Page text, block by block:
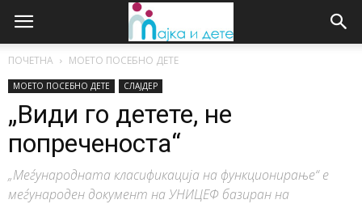
ПОЧЕТНА МОЕТО ПОСЕБНО ДЕТЕ
МОЕТО ПОСЕБНО ДЕТЕ СЛАЈДЕР
„Види го детете, не
попреченоста“
„Меѓународната класификација на функционирање“ е
меѓународен документ на УНИЦЕФ базиран на